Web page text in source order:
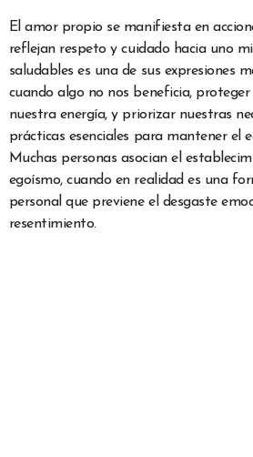
El amor propio se manifiesta en
reflejan respeto y cuidado hacia uno
saludables es una de sus expresiones
cuando algo no nos beneficia,
nuestra energía, y priorizar nuestras
prácticas esenciales para mantener el
Muchas personas asocian el
egoísmo, cuando en realidad es una
personal que previene el desgaste
resentimiento.